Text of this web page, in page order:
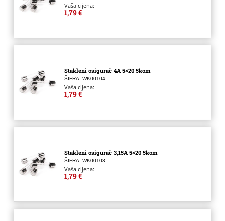
Vaša cijena:
1,79 €
Stakleni osigurač 4A 5×20 5kom
ŠIFRA: WK00104
Vaša cijena:
1,79 €
Stakleni osigurač 3,15A 5×20 5kom
ŠIFRA: WK00103
Vaša cijena:
1,79 €